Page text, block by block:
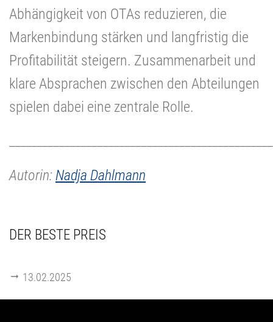
Abhängigkeit von OTAs reduzieren, die
Markenbindung stärken und langfristig die
Profitabilität steigern. Zusammenarbeit und
klare Absprachen zwischen den Abteilungen
spielen dabei eine zentrale Rolle.
Autorin: Nadja Dahlmann
DER BESTE PREIS
13.02.2025